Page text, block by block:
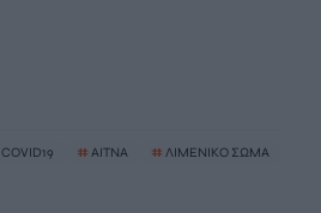
COVID19 # ΑΙΤΝΑ # ΛΙΜΕΝΙΚΟ ΣΩΜΑ